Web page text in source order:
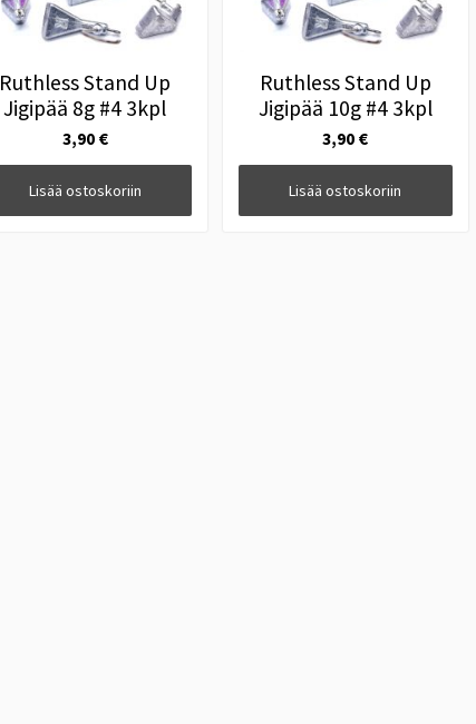
Ruthless Stand Up
Jigipää 8g #4 3kpl
3,90 €
Lisää ostoskoriin
Ruthless Stand Up
Jigipää 10g #4 3kpl
3,90 €
Lisää ostoskoriin